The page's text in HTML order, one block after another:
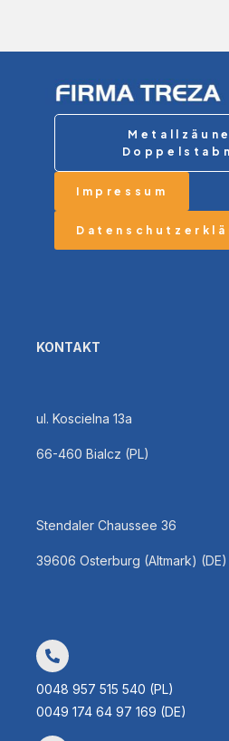
Impressum
KONTAKT
ul. Koscielna 13a
66-460 Bialcz (PL)
Stendaler Chaussee 36
39606 Osterburg (Altmark) (DE)
0048 957 515 540 (PL)
0049 174 64 97 169 (DE)